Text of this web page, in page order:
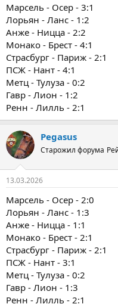
Марсель - Осер - 3:1
Лорьян - Ланс - 1:2
Анже - Ницца - 2:2
Монако - Брест - 4:1
Страсбург - Париж - 2:1
ПСЖ - Нант - 4:1
Метц - Тулуза - 0:2
Гавр - Лион - 1:2
Ренн - Лилль - 2:1
Pegasus
Старожил форума
13.03.2026
Марсель - Осер - 2:0
Лорьян - Ланс - 1:3
Анже - Ницца - 1:1
Монако - Брест - 2:1
Страсбург - Париж - 2:1
ПСЖ - Нант - 3:1
Метц - Тулуза - 0:2
Гавр - Лион - 1:3
Ренн - Лилль - 2:1